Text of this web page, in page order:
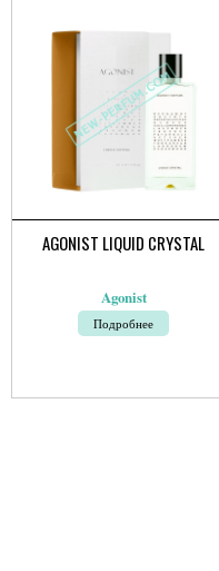
AGONIST LIQUID CRYSTAL
Agonist
Подробнее